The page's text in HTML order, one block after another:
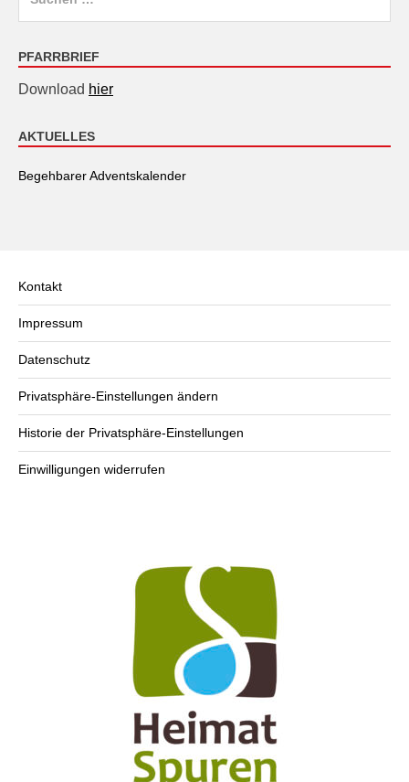
PFARRBRIEF
Download hier
AKTUELLES
Begehbarer Adventskalender
Kontakt
Impressum
Datenschutz
Privatsphäre-Einstellungen ändern
Historie der Privatsphäre-Einstellungen
Einwilligungen widerrufen